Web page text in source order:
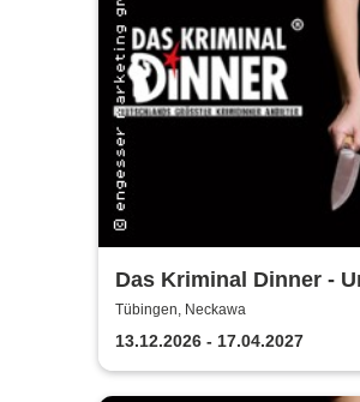
Das Kriminal Dinner -
raus bist du
Tübingen, Neckawa
13.12.2026 - 17.04.2027